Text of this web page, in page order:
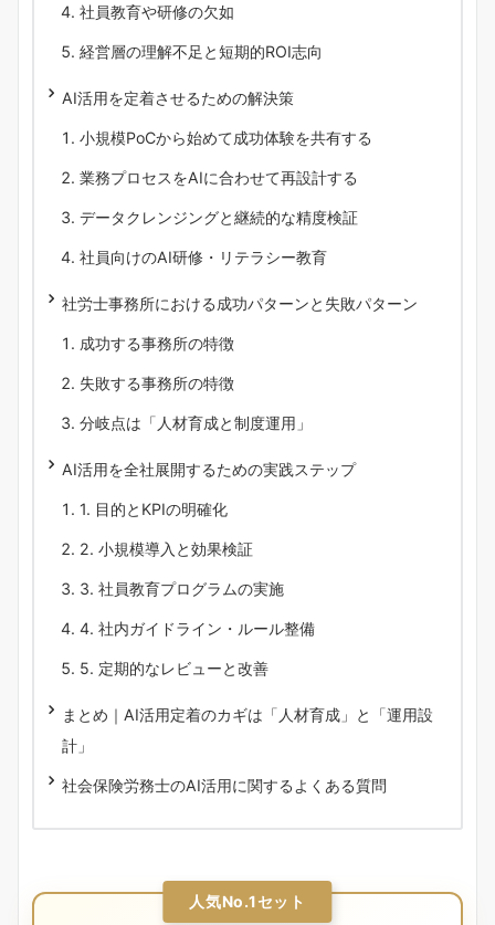
社員教育や研修の欠如
経営層の理解不足と短期的ROI志向
AI活用を定着させるための解決策
小規模PoCから始めて成功体験を共有する
業務プロセスをAIに合わせて再設計する
データクレンジングと継続的な精度検証
社員向けのAI研修・リテラシー教育
社労士事務所における成功パターンと失敗パターン
成功する事務所の特徴
失敗する事務所の特徴
分岐点は「人材育成と制度運用」
AI活用を全社展開するための実践ステップ
1. 目的とKPIの明確化
2. 小規模導入と効果検証
3. 社員教育プログラムの実施
4. 社内ガイドライン・ルール整備
5. 定期的なレビューと改善
まとめ｜AI活用定着のカギは「人材育成」と「運用設
計」
社会保険労務士のAI活用に関するよくある質問
人気No.1セット